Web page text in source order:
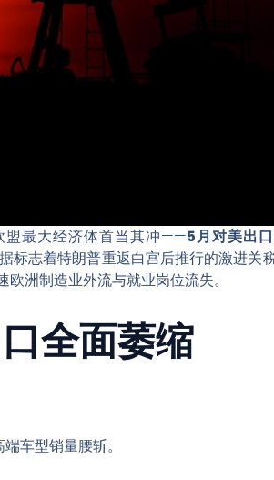
盟最大经济体首当其冲——5月对美出
标志着特朗普重返白宫后推行的激进关
洲制造业外流与就业岗位流失。
全面萎缩
车型销量腰斩。